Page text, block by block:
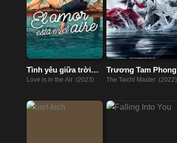
Tình yêu giữa trời
xanh
Love is in the Air (2023)
Trương Tam Phong
The Taichi Master (2022)